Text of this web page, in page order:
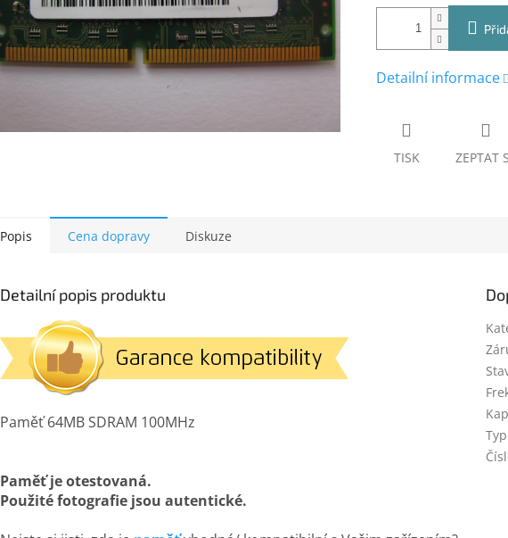
Detailní informace
TISK ZEPTAT
Popis Cena dopravy Diskuze
Detailní popis produktu
Paměť 64MB SDRAM 100MHz
Paměť je otestovaná.
Použité fotografie jsou autentické.
Typ